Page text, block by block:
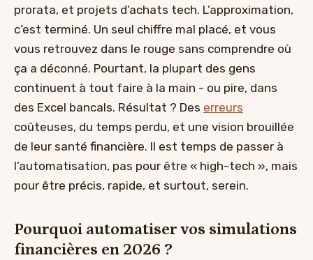
prorata, et projets d’achats tech. L’approximation,
c’est terminé. Un seul chiffre mal placé, et vous
vous retrouvez dans le rouge sans comprendre où
ça a déconné. Pourtant, la plupart des gens
continuent à tout faire à la main - ou pire, dans
des Excel bancals. Résultat ? Des erreurs
coûteuses, du temps perdu, et une vision brouillée
de leur santé financière. Il est temps de passer à
l’automatisation, pas pour être « high-tech », mais
pour être précis, rapide, et surtout, serein.
Pourquoi automatiser vos simulations
financières en 2026 ?